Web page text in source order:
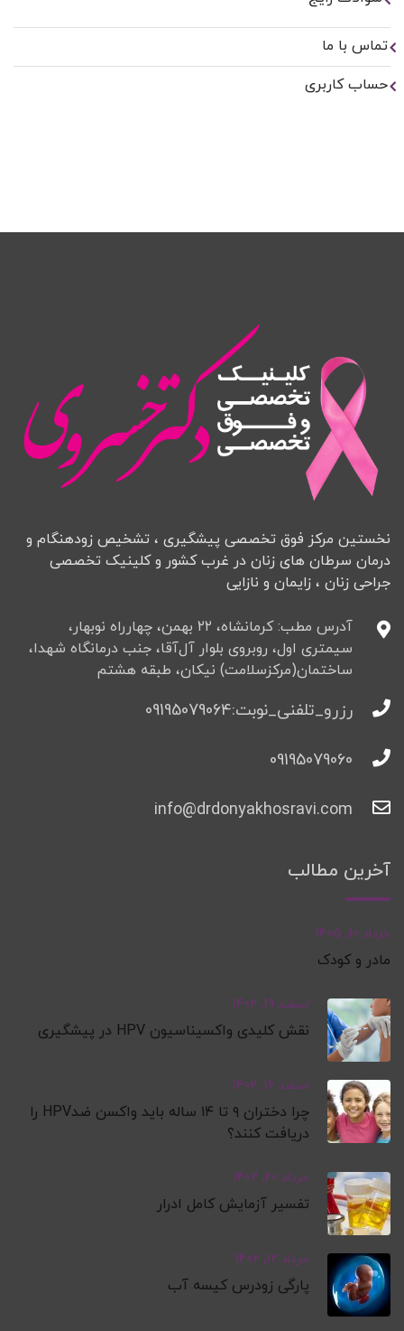
تماس با ما
حساب کاربری
نخستین مرکز فوق تخصصی پیشگیری ، تشخیص زودهنگام و
درمان سرطان های زنان در غرب کشور و کلینیک تخصصی
جراحی زنان ، زایمان و نازایی
آدرس مطب: کرمانشاه، ۲۲ بهمن، چهارراه نوبهار،
سیمتری اول، روبروی بلوار آل‌آقا، جنب درمانگاه شهدا،
ساختمان(مرکزسلامت) نیکان، طبقه هشتم
رزرو_تلفنی_نوبت:09195079064
09195079060
info@drdonyakhosravi.com
آخرین مطالب
خرداد 10, 1405
مادر و کودک
اسفند 19, 1402
نقش کلیدی واکسیناسیون HPV در پیشگیری
اسفند 16, 1402
چرا دختران ۹ تا ۱۴ ساله باید واکسن ضدHPV را
دریافت کنند؟
خرداد 20, 1402
تفسیر آزمایش کامل ادرار
خرداد 12, 1402
پارگی زودرس کیسه آب